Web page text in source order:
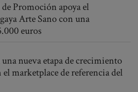
Promoción apoya el
Arte Sano con una
euros
nueva etapa de crecimiento
marketplace de referencia del